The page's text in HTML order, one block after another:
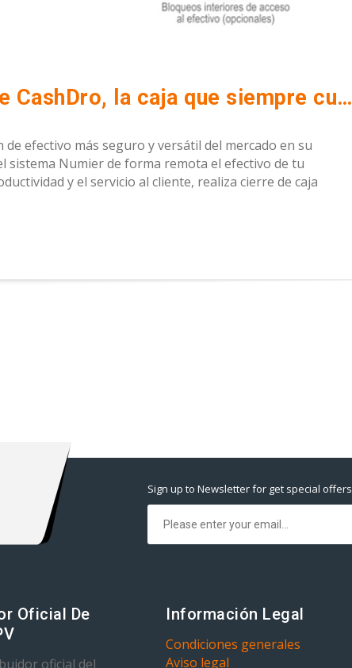
Tactilware distribuidor oficial de CashDro, la caja que siempre cuadra
efectivo más seguro y versátil del mercado en su
sistema Numier de forma remota el efectivo de tu
y el servicio al cliente, realiza cierre de caja
Sign up to Newsletter for get special offers
Oficial De
oficial del
Información Legal
Condiciones generales
Aviso legal